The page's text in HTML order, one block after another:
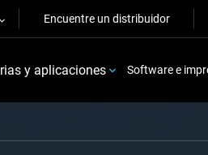
Encuentre un distribuidor
y aplicaciones Software e